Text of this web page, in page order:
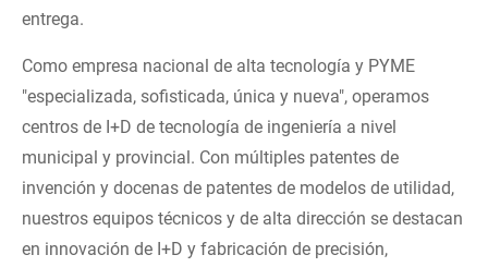
entrega.
Como empresa nacional de alta tecnología y PYME
"especializada, sofisticada, única y nueva", operamos
centros de I+D de tecnología de ingeniería a nivel
municipal y provincial. Con múltiples patentes de
invención y docenas de patentes de modelos de utilidad,
nuestros equipos técnicos y de alta dirección se destacan
en innovación de I+D y fabricación de precisión,